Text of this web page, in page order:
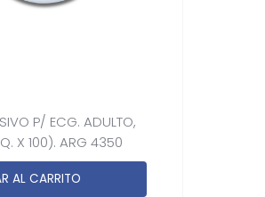
P/ ECG. ADULTO,
X 100). ARG 4350
AL CARRITO